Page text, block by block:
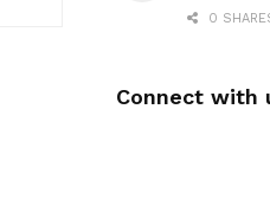
0
Connect with